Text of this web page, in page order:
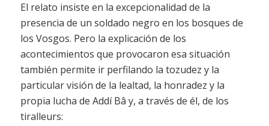
El relato insiste en la excepcionalidad de la
presencia de un soldado negro en los bosques de
los Vosgos. Pero la explicación de los
acontecimientos que provocaron esa situación
también permite ir perfilando la tozudez y la
particular visión de la lealtad, la honradez y la
propia lucha de Addí Bâ y, a través de él, de los
tiralleurs: